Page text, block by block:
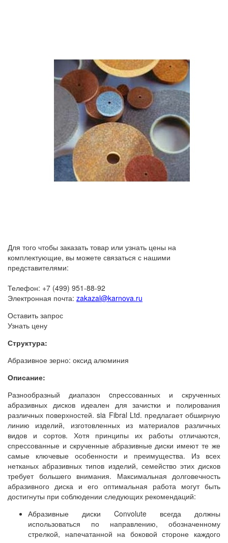
Для того чтобы заказать товар или узнать цены на
комплектующие, вы можете связаться с нашими
представителями:
Телефон: +7 (499) 951-88-92
Электронная почта: zakazal@karnova.ru
Оставить запрос
Узнать цену
Структура:
Абразивное зерно: оксид алюминия
Описание:
Разнообразный диапазон cпрессованных и скрученных
абразивных дисков идеален для зачистки и полирования
различных поверхностей. sia Fibral Ltd. предлагает обширную
линию изделий, изготовленных из материалов различных
видов и сортов. Хотя принципы их работы отличаются,
спрессованные и скрученные абразивные диски имеют те же
самые ключевые особенности и преимущества. Из всех
нетканых абразивных типов изделий, семейство этих дисков
требует большего внимания. Максимальная долговечность
абразивного диска и его оптимальная работа могут быть
достигнуты при соблюдении следующих рекомендаций:
Абразивные диски Convolute всегда должны
использоваться по направлению, обозначенному
стрелкой, напечатанной на боковой стороне каждого